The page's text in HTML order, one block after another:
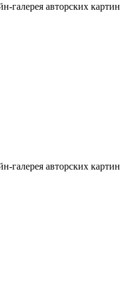
галерея авторских картин
галерея авторских картин